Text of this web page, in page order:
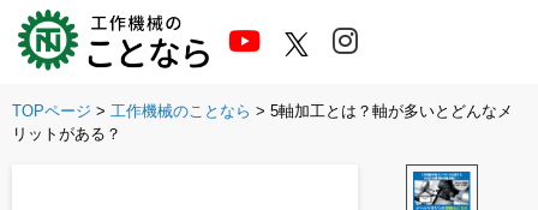
Skip
content
TOPページ > 工作機械のことなら > 5軸加工とは？軸が多いとどんなメ
リットがある？